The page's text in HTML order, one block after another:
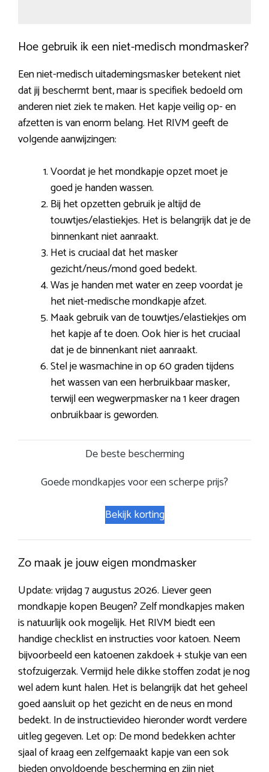
Hoe gebruik ik een niet-medisch mondmasker?
Een niet-medisch uitademingsmasker betekent niet
dat jij beschermt bent, maar is specifiek bedoeld om
anderen niet ziek te maken. Het kapje veilig op- en
afzetten is van enorm belang. Het RIVM geeft de
volgende aanwijzingen:
Voordat je het mondkapje opzet moet je
goed je handen wassen.
Bij het opzetten gebruik je altijd de
touwtjes/elastiekjes. Het is belangrijk dat je de
binnenkant niet aanraakt.
Het is cruciaal dat het masker
gezicht/neus/mond goed bedekt.
Was je handen met water en zeep voordat je
het niet-medische mondkapje afzet.
Maak gebruik van de touwtjes/elastiekjes om
het kapje af te doen. Ook hier is het cruciaal
dat je de binnenkant niet aanraakt.
Stel je wasmachine in op 60 graden tijdens
het wassen van een herbruikbaar masker,
terwijl een wegwerpmasker na 1 keer dragen
onbruikbaar is geworden.
De beste bescherming
Goede mondkapjes voor een scherpe prijs?
Bekijk korting
Zo maak je jouw eigen mondmasker
Update: vrijdag 7 augustus 2026. Liever geen
mondkapje kopen Beugen? Zelf mondkapjes maken
is natuurlijk ook mogelijk. Het RIVM biedt een
handige checklist en instructies voor katoen. Neem
bijvoorbeeld een katoenen zakdoek + stukje van een
stofzuigerzak. Vermijd hele dikke stoffen zodat je nog
wel adem kunt halen. Het is belangrijk dat het geheel
goed aansluit op het gezicht en de neus en mond
bedekt. In de instructievideo hieronder wordt verdere
uitleg gegeven. Let op: De mond bedekken achter
sjaal of kraag een zelfgemaakt kapje van een sok